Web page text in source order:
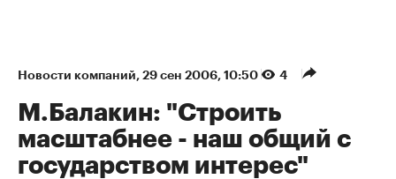
Новости компаний⁠, 29 сен 2006, 10:50 4
М.Балакин: "Строить
масштабнее - наш общий с
государством интерес"